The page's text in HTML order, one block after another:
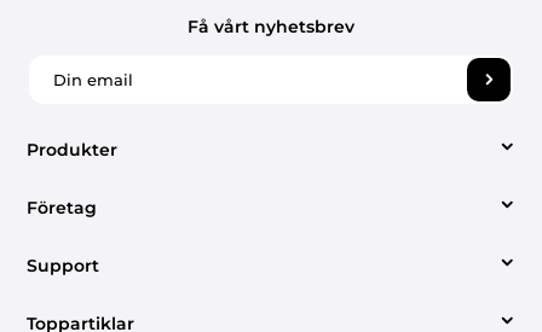
Produkter
Video Converter
Toppartiklar
Support
Supportcenter
Företag
Om oss
Kontakta oss
Få vårt nyhetsbrev